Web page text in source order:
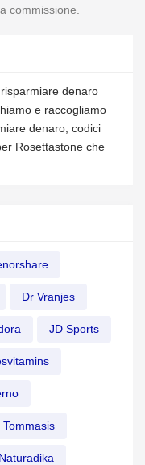
commissione.
denaro
e raccogliamo
denaro, codici
Rosettastone che
Dr Vranjes
JD Sports
Naturadika